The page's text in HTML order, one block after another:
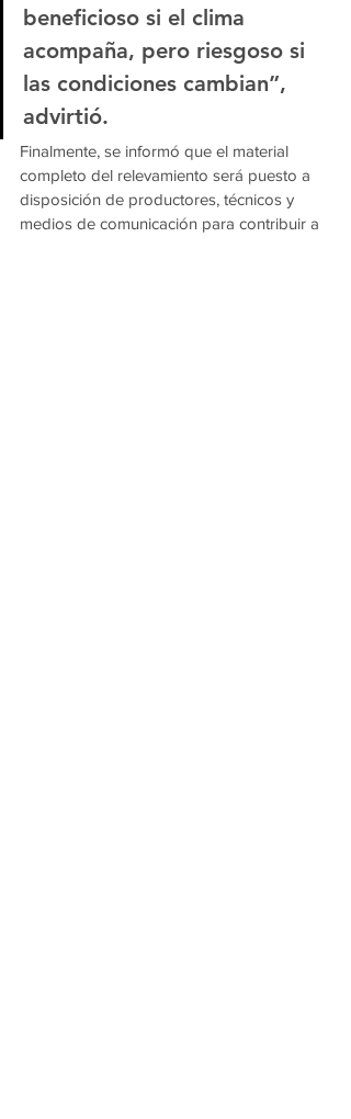
beneficioso si el clima
acompaña, pero riesgoso si
las condiciones cambian”,
advirtió.
Finalmente, se informó que el material
completo del relevamiento será puesto a
disposición de productores, técnicos y
medios de comunicación para contribuir a